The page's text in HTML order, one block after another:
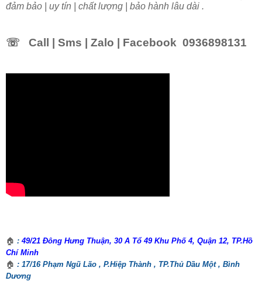
đảm bảo | uy tín | chất lượng | bảo hành lâu dài .
☏ Call | Sms | Zalo | Facebook 0936898131
🏠 : 49/21 Đông Hưng Thuận, 30 A Tổ 49 Khu Phố 4, Quận 12, TP.Hồ
Chí Minh
🏠 : 17/16 Phạm Ngũ Lão , P.Hiệp Thành , TP.Thủ Dầu Một , Bình
Dương